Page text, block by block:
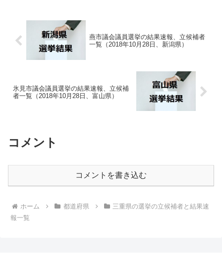
燕市議会議員選挙の結果速報、立候補者
一覧（2018年10月28日、新潟県）
氷見市議会議員選挙の結果速報、立候補
者一覧（2018年10月28日、富山県）
コメント
コメントを書き込む
ホーム 都道府県
三重県の選挙の立候補者と結果速
報一覧